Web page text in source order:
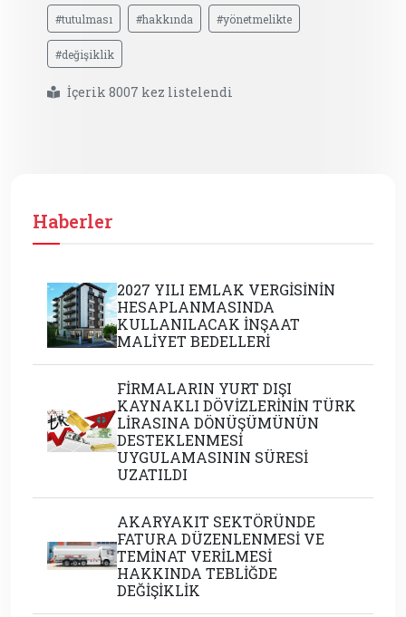
#tutulması #hakkında #yönetmelikte
#değişiklik
İçerik 8007 kez listelendi
Haberler
2027 YILI EMLAK VERGİSİNİN
HESAPLANMASINDA
KULLANILACAK İNŞAAT
MALİYET BEDELLERİ
FİRMALARIN YURT DIŞI
KAYNAKLI DÖVİZLERİNİN TÜRK
LİRASINA DÖNÜŞÜMÜNÜN
DESTEKLENMESİ
UYGULAMASININ SÜRESİ
UZATILDI
AKARYAKIT SEKTÖRÜNDE
FATURA DÜZENLENMESİ VE
TEMİNAT VERİLMESİ
HAKKINDA TEBLİĞDE
DEĞİŞİKLİK